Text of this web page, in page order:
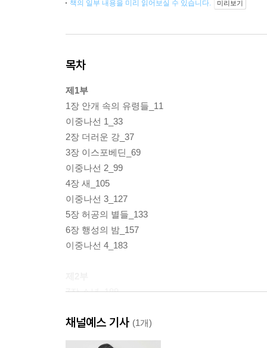
책의 일부 내용을 미리 읽어보실 수 있습니다. 미리보기
목차
제1부
1장 안개 속의 유령들_11
이중나선 1_33
2장 더러운 강_37
3장 이스포베딘_69
이중나선 2_99
4장 새_105
이중나선 3_127
5장 허공의 별들_133
6장 행성의 밤_157
이중나선 4_183
7장 소년_189
9장 모선_235
10장 결투_261
채널예스 기사 (1개)